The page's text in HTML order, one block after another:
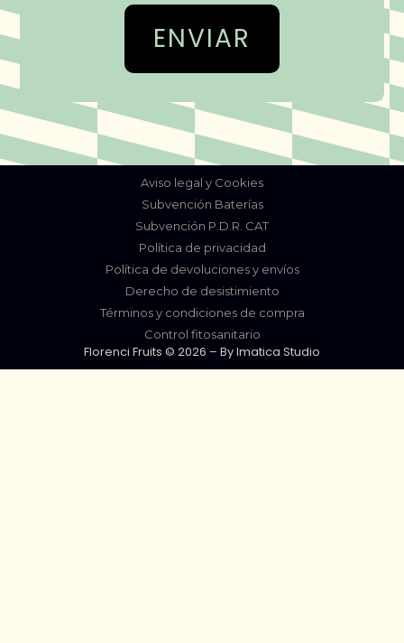
Aviso legal y Cookies
Subvención Baterías
Subvención P.D.R. CAT
Política de privacidad
Política de devoluciones y envíos
Derecho de desistimiento
Términos y condiciones de compra
Control fitosanitario
Florenci Fruits © 2026 – ByImatica Studio